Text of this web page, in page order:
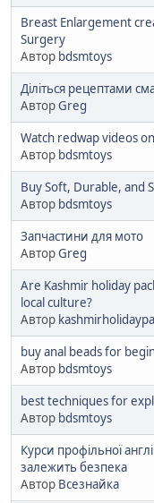
Breast Enlargement
Surgery
Автор bdsmtoys
Діліться рецептами
АвторGreg
Watch redwap videos
Автор bdsmtoys
Buy Soft, Durable, and
Автор bdsmtoys
Запчастини для мото
АвторGreg
Are Kashmir holiday
local culture?
Автор
buy anal beads for
Автор bdsmtoys
best techniques for
Автор bdsmtoys
Курси профільної
залежить безпека
Автор Всезнайка